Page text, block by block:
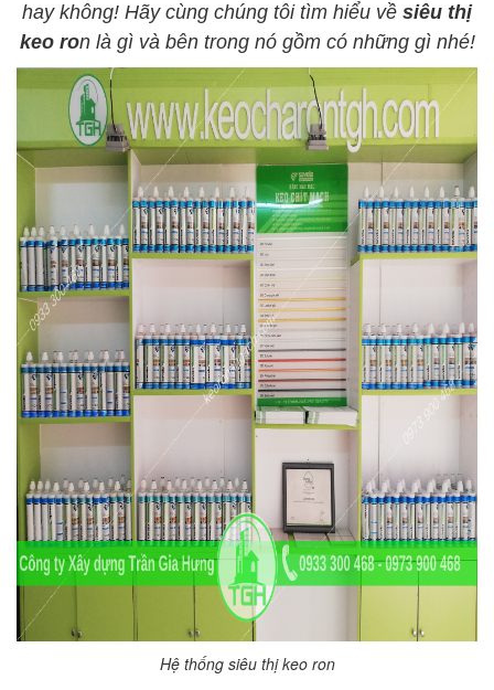
hay không! Hãy cùng chúng tôi tìm hiểu về siêu thị
keo ron là gì và bên trong nó gồm có những gì nhé!
Hệ thống siêu thị keo ron